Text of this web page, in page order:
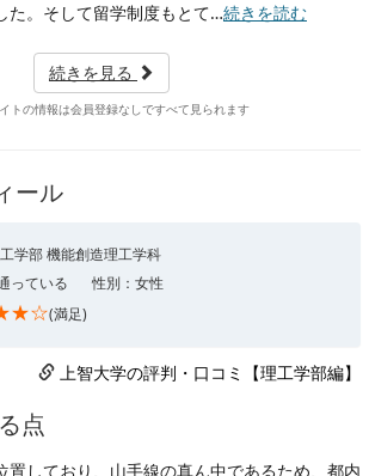
た。そして留学制度もとて…続きを読む
続きを見る
トの情報は会員登録なしですべて見られます
ール
学部 機能創造理工学科
っている
性別：女性
(満足)
上智大学の評判・口コミ【理工学部編】
点
置しており、山手線の真ん中であるため、都内